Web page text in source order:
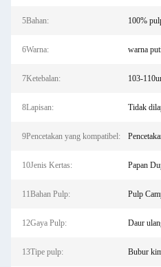
5Bahan: 100%
6Warna: warna
7Ketebalan: 103-
8Lapisan: Tidak
9Pencetakan yang kompatibel:
10Jenis Kertas: Papan
11Bahan Pulp: Pulp
12Gaya Pulp: Daur
13Tipe pulp: Bubur